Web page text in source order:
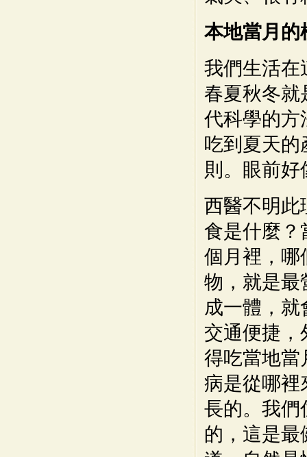
本地當月的
我們生活在
春夏秋冬就
代科學的方
吃到夏天的
則。眼前
西醫不明此
食是什麼？
個月裡，哪
物，就是最
成一體，
交通便捷，
得吃當地當
病是從哪裡
長的。我們
的，這是